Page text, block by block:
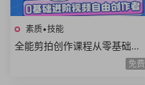
素质•技能
全能剪拍创作课程从零基础到
进阶视频拍摄视频剪辑视频自
免费